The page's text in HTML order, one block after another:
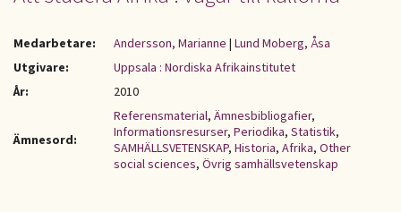
Medarbetare: Andersson, Marianne | Lund Moberg, Åsa
Utgivare:
Uppsala : Nordiska Afrikainstitutet
År:
2010
Ämnesord:
Referensmaterial, Ämnesbibliogafier,
Informationsresurser, Periodika, Statistik,
SAMHÄLLSVETENSKAP, Historia, Afrika, Other
social sciences, Övrig samhällsvetenskap